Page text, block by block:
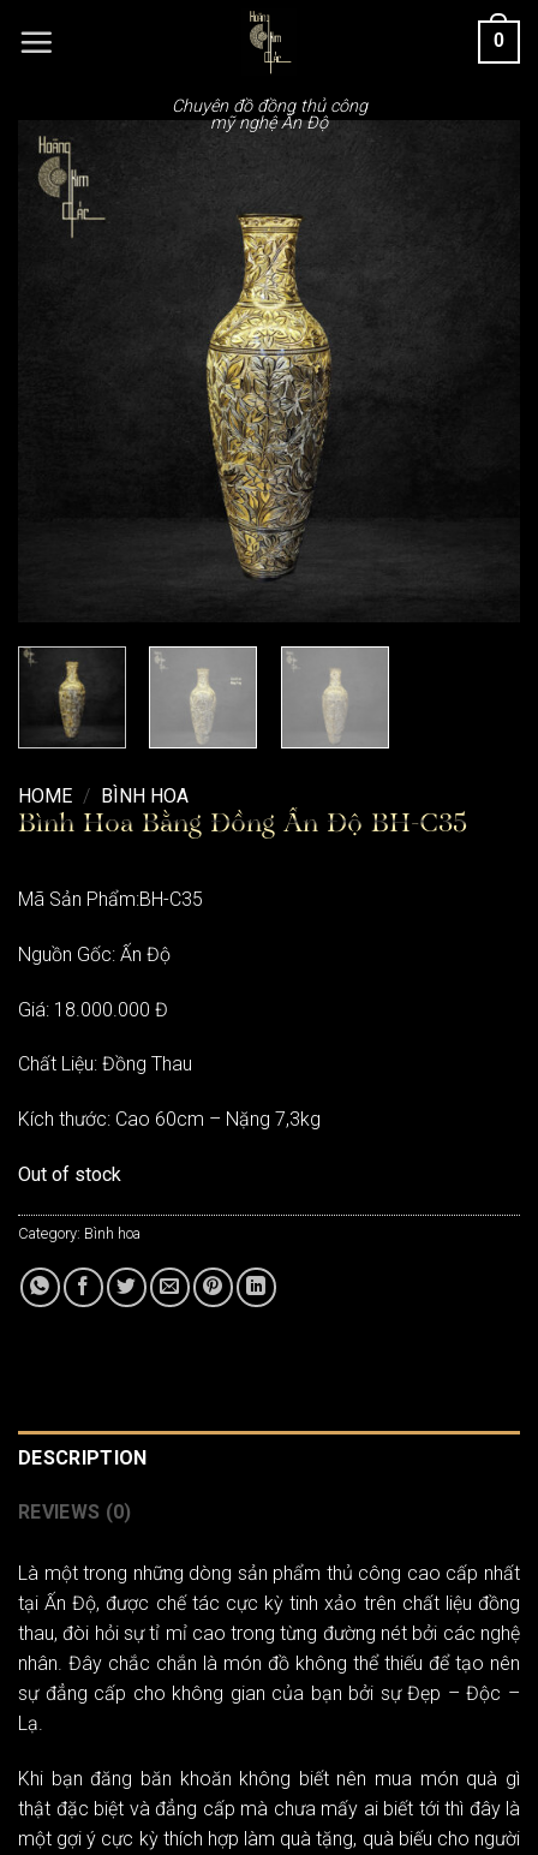
đến
Chuyên đồ đồng thủ công
mỹ nghệ Ấn Độ
0
HOME / BÌNH HOA
Bình Hoa Bằng Đồng Ấn Độ BH-C35
Mã Sản Phẩm:BH-C35
Nguồn Gốc: Ấn Độ
Giá: 18.000.000 Đ
Chất Liệu: Đồng Thau
Kích thước: Cao 60cm – Nặng 7,3kg
Out of stock
Category: Bình hoa
DESCRIPTION
REVIEWS (0)
Là một trong những dòng sản phẩm thủ công cao cấp nhất
tại Ấn Độ, được chế tác cực kỳ tinh xảo trên chất liệu đồng
thau, đòi hỏi sự tỉ mỉ cao trong từng đường nét bởi các nghệ
nhân. Đây chắc chắn là món đồ không thể thiếu để tạo nên
sự đẳng cấp cho không gian của bạn bởi sự Đẹp – Độc –
Lạ.
Khi bạn đăng băn khoăn không biết nên mua món quà gì
thật đặc biệt và đẳng cấp mà chưa mấy ai biết tới thì đây là
một gợi ý cực kỳ thích hợp làm quà tặng, quà biếu cho người